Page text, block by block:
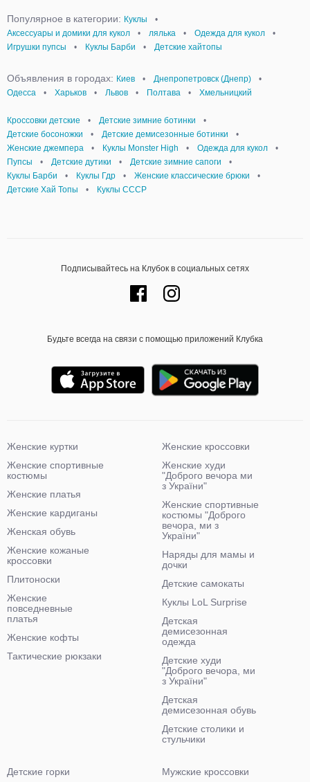
Популярное в категории: Куклы
•
Аксессуары и домики для кукол
• лялька • Одежда для кукол
•
Игрушки пупсы
• Куклы Барби • Детские хайтопы
Объявления в городах: Киев • Днепропетровск (Днепр)
•
Одесса
• Харьков • Львов • Полтава • Хмельницкий
Кроссовки детские • Детские зимние ботинки
•
Детские босоножки
• Детские демисезонные ботинки
•
Женские джемпера
• Куклы Monster High • Одежда для кукол
•
Пупсы
• Детские дутики • Детские зимние сапоги
•
Куклы Барби
• Куклы Гдр • Женские классические брюки
•
Детские Хай Топы
• Куклы СССР
Подписывайтесь на Клубок в социальных сетях
Будьте всегда на связи с помощью приложений Клубка
Женские куртки
Женские спортивные
костюмы
Женские платья
Женские кардиганы
Женская обувь
Женские кожаные
кроссовки
Плитоноски
Женские
повседневные
платья
Женские кофты
Тактические рюкзаки
Женские кроссовки
Женские худи
"Доброго вечора ми
з України"
Женские спортивные
костюмы "Доброго
вечора, ми з
України"
Наряды для мамы и
дочки
Детские самокаты
Куклы LoL Surprise
Детская
демисезонная
одежда
Детские худи
"Доброго вечора, ми
з України"
Детская
демисезонная обувь
Детские столики и
стульчики
Детские горки
Мужские кроссовки